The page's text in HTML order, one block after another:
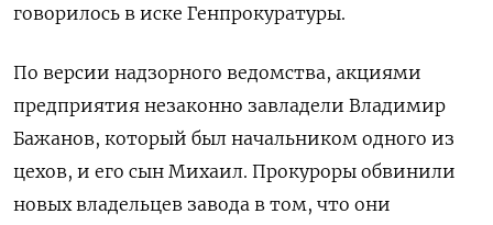
говорилось в иске Генпрокуратуры.
По версии надзорного ведомства, акциями
предприятия незаконно завладели Владимир
Бажанов, который был начальником одного из
цехов, и его сын Михаил. Прокуроры обвинили
новых владельцев завода в том, что они